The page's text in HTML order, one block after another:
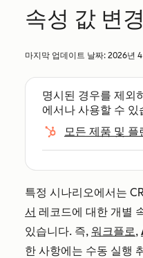
속성 값 변
마지막 업데이트 날짜: 2026년 4
명시된 경우를 제외
에서나 사용할 수 있
모든 제품 및 플
특정 시나리오에서는
서 레코드에 대한 개별
있습니다. 즉, 워크플로,
한 사항에는 수동 실행